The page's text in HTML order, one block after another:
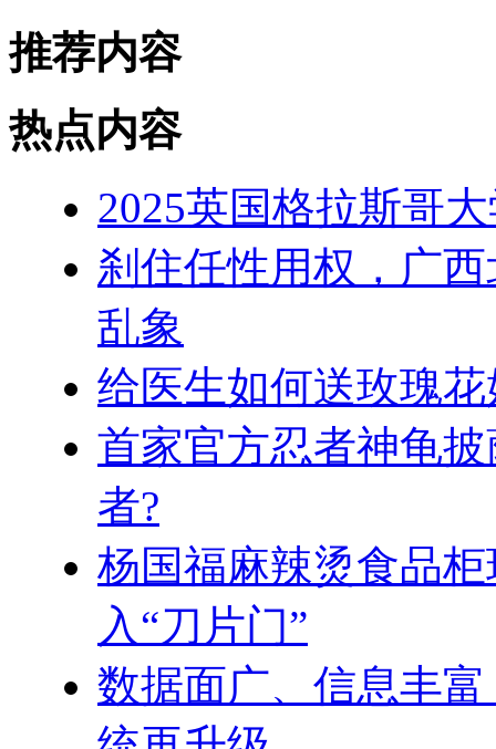
推荐内容
热点内容
2025英国格拉斯哥
刹住任性用权，广
乱象
给医生如何送玫瑰
首家官方忍者神龟
者?
杨国福麻辣烫食品
入“刀片门”
数据面广、信息丰